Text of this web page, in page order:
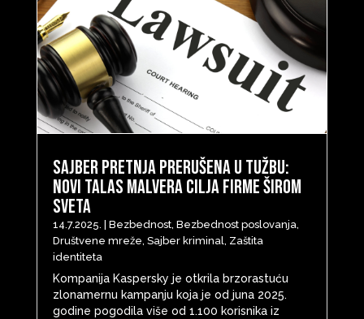
Sajber pretnja prerušena u tužbu:
Novi talas malvera cilja firme širom
sveta
14.7.2025. | Bezbednost, Bezbednost poslovanja
Društvene mreže Sajber kriminal Zaštita
identiteta
Kompanija Kaspersky je otkrila brzorastuću
zlonamernu kampanju koja je od juna 2025.
godine pogodila više od 1.100 korisnika iz